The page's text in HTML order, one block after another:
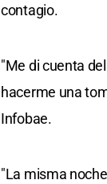
contagio.
"Me di cuenta
hacerme una
Infobae.
"La misma